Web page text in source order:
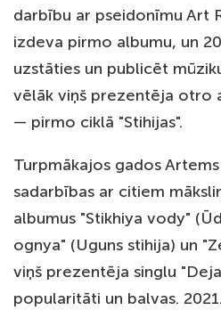
darbību ar pseidonīmu Art
izdeva pirmo albumu, un
uzstāties un publicēt
vēlāk viņš prezentēja otro
— pirmo ciklā "Stihijas".
Turpmākajos gados
sadarbības ar citiem
albumus "Stikhiya vody"
ognya" (Uguns stihija) un
viņš prezentēja singlu
popularitāti un balvas.